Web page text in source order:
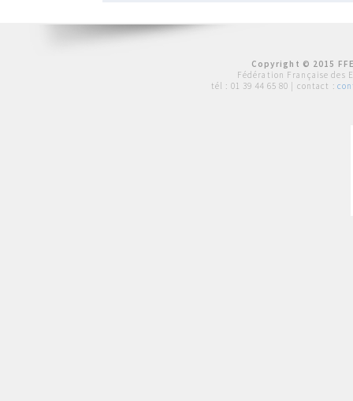
Copyright © 2015
Fédération Française des
tél : 01 39 44 65 80 | contact :